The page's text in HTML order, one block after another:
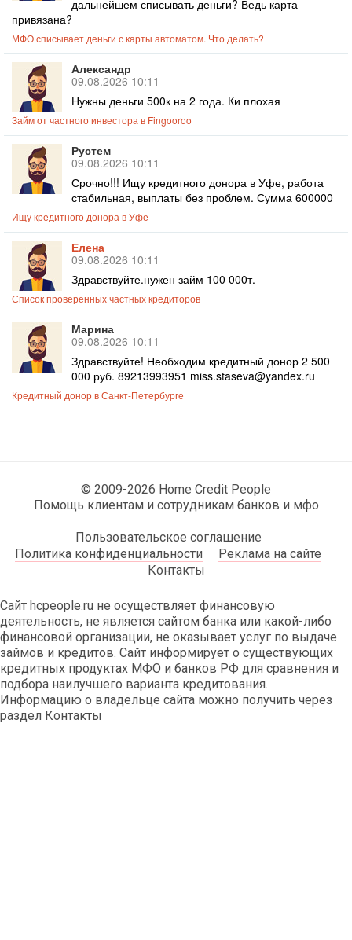
дальнейшем списывать деньги? Ведь карта
привязана?
МФО списывает деньги с карты автоматом. Что делать?
Александр
09.08.2026 10:11
Нужны деньги 500к на 2 года. Ки плохая
Займ от частного инвестора в Fingooroo
Рустем
09.08.2026 10:11
Срочно!!! Ищу кредитного донора в Уфе, работа
стабильная, выплаты без проблем. Сумма 600000
Ищу кредитного донора в Уфе
Елена
09.08.2026 10:11
Здравствуйте.нужен займ 100 000т.
Список проверенных частных кредиторов
Марина
09.08.2026 10:11
Здравствуйте! Необходим кредитный донор 2 500
000 руб. 89213993951 miss.staseva@yandex.ru
Кредитный донор в Санкт-Петербурге
© 2009-2026 Home Credit People
Помощь клиентам и сотрудникам банков и мфо
Пользовательское соглашение
Политика конфиденциальности
Реклама на сайте
Контакты
Сайт hcpeople.ru не осуществляет финансовую
деятельность, не является сайтом банка или какой-либо
финансовой организации, не оказывает услуг по выдаче
займов и кредитов. Сайт информирует о существующих
кредитных продуктах МФО и банков РФ для сравнения и
подбора наилучшего варианта кредитования.
Информацию о владельце сайта можно получить через
раздел Контакты